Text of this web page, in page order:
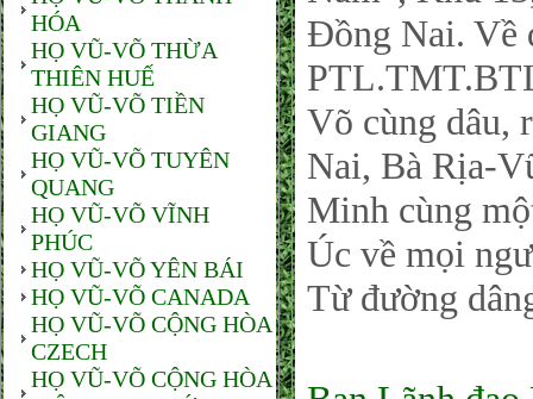
HÓA
HỌ VŨ-VÕ THỪA
THIÊN HUẾ
HỌ VŨ-VÕ TIỀN
GIANG
HỌ VŨ-VÕ TUYÊN
QUANG
HỌ VŨ-VÕ VĨNH
PHÚC
HỌ VŨ-VÕ YÊN BÁI
HỌ VŨ-VÕ CANADA
HỌ VŨ-VÕ CỘNG HÒA
CZECH
HỌ VŨ-VÕ CỘNG HÒA
Đồng Nai. Về
Võ cùng dâu,
Nai, Bà Rịa-
Minh cùng
Úc về mọi
Từ đường